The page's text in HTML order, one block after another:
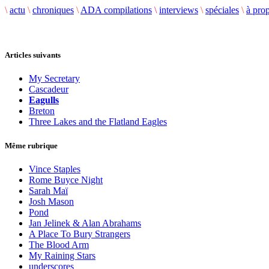
\ actu \ chroniques \ ADA compilations \ interviews \ spéciales \ à
Articles suivants
My Secretary
Cascadeur
Eagulls
Breton
Three Lakes and the Flatland Eagles
Même rubrique
Vince Staples
Rome Buyce Night
Sarah Maï
Josh Mason
Pond
Jan Jelinek & Alan Abrahams
A Place To Bury Strangers
The Blood Arm
My Raining Stars
underscores